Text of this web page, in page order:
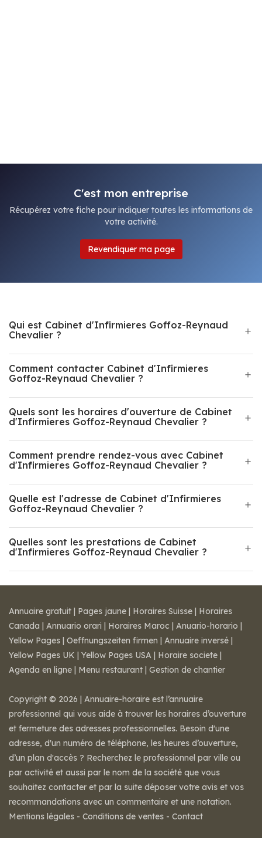
C'est mon entreprise
Récupérez votre fiche pour indiquer toutes les informations de
votre activité.
Revendiquer ma page
Qui est Cabinet d'Infirmieres Goffoz-Reynaud
Chevalier ?
Comment contacter Cabinet d'Infirmieres
Goffoz-Reynaud Chevalier ?
Quels sont les horaires d'ouverture de Cabinet
d'Infirmieres Goffoz-Reynaud Chevalier ?
Comment prendre rendez-vous avec Cabinet
d'Infirmieres Goffoz-Reynaud Chevalier ?
Quelle est l'adresse de Cabinet d'Infirmieres
Goffoz-Reynaud Chevalier ?
Quelles sont les prestations de Cabinet
d'Infirmieres Goffoz-Reynaud Chevalier ?
Annuaire gratuit | Pages jaune | Horaires Suisse | Horaires
Canada | Annuario orari | Horaires Maroc | Anuario-horario |
Yellow Pages | Oeffnungszeiten firmen | Annuaire inversé |
Yellow Pages UK | Yellow Pages USA | Horaire societe |
Agenda en ligne | Menu restaurant | Gestion de chantier
Copyright © 2026 | Annuaire-horaire est l’annuaire
professionnel qui vous aide à trouver les horaires d’ouverture
et fermeture des adresses professionnelles. Besoin d'une
adresse, d'un numéro de téléphone, les heures d’ouverture,
d’un plan d'accès ? Recherchez le professionnel par ville ou
par activité et aussi par le nom de la société que vous
souhaitez contacter et par la suite déposer votre avis et vos
recommandations avec un commentaire et une notation.
Mentions légales - Conditions de ventes - Contact